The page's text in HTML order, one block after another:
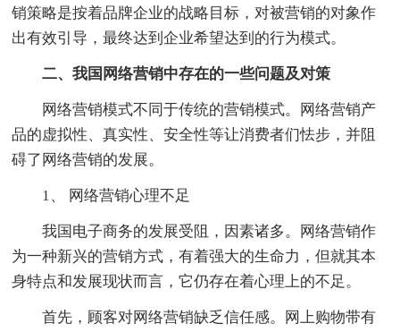
销策略是按着品牌企业的战略目标，对被营销的对象作
出有效引导，最终达到企业希望达到的行为模式。
二、我国网络营销中存在的一些问题及对策
网络营销模式不同于传统的营销模式。网络营销产
品的虚拟性、真实性、安全性等让消费者们怯步，并阻
碍了网络营销的发展。
1、 网络营销心理不足
我国电子商务的发展受阻，因素诸多。网络营销作
为一种新兴的营销方式，有着强大的生命力，但就其本
身特点和发展现状而言，它仍存在着心理上的不足。
首先，顾客对网络营销缺乏信任感。网上购物带有